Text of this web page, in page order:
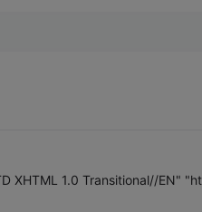
XHTML 1.0 Transitional//EN"